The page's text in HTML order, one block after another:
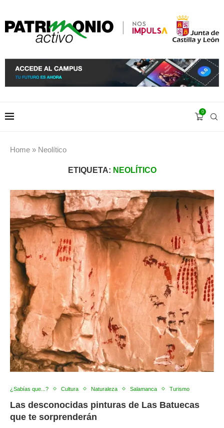
0
Home » Neolítico
ETIQUETA: NEOLÍTICO
¿Sabías que...? Cultura Naturaleza Salamanca Turismo
Las desconocidas pinturas de Las Batuecas
que te sorprenderán